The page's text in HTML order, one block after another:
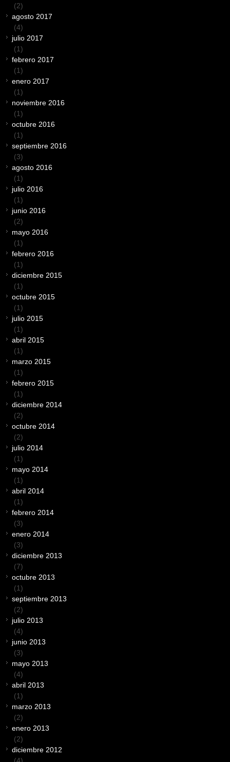
(2)
agosto 2017
(4)
julio 2017
(1)
febrero 2017
(1)
enero 2017
(1)
noviembre 2016
(1)
octubre 2016
(1)
septiembre 2016
(3)
agosto 2016
(1)
julio 2016
(1)
junio 2016
(2)
mayo 2016
(1)
febrero 2016
(1)
diciembre 2015
(1)
octubre 2015
(1)
julio 2015
(1)
abril 2015
(1)
marzo 2015
(1)
febrero 2015
(1)
diciembre 2014
(2)
octubre 2014
(2)
julio 2014
(1)
mayo 2014
(1)
abril 2014
(1)
febrero 2014
(3)
enero 2014
(3)
diciembre 2013
(7)
octubre 2013
(1)
septiembre 2013
(2)
julio 2013
(4)
junio 2013
(3)
mayo 2013
(4)
abril 2013
(1)
marzo 2013
(2)
enero 2013
(2)
diciembre 2012